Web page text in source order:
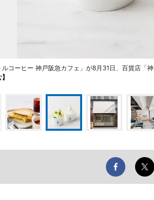
ルコーヒー 神戸阪急カフェ」が8月31日、百貨店「